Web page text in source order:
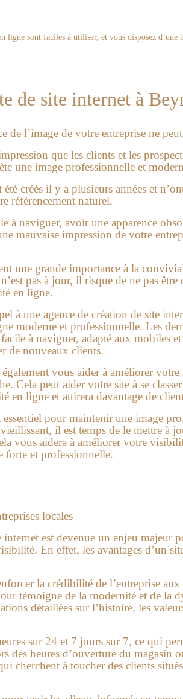
ligne sont faciles à utiliser, et vous disposez
de site internet à
de l’image de votre entreprise ne
que les clients et les
une image professionnelle et
créés il y a plusieurs années et
référencement naturel.
naviguer, avoir une apparence
mauvaise impression de votre
une grande importance à la
pas à jour, il risque de ne pas être
en ligne.
à une agence de création de site
moderne et professionnelle. Les
à naviguer, adapté aux mobiles
de nouveaux clients.
vous aider à améliorer
Cela peut aider votre site à se
en ligne et attirera davantage de
pour maintenir une image
il est temps de le mettre à
vous aidera à améliorer votre
forte et professionnelle.
locales
est devenue un enjeu majeur
En effet, les avantages d’un
la crédibilité de l’entreprise
témoigne de la modernité et de la
détaillées sur l’histoire, les
sur 24 et 7 jours sur 7, ce qui
des heures d’ouverture du magasin
cherchent à toucher des clients